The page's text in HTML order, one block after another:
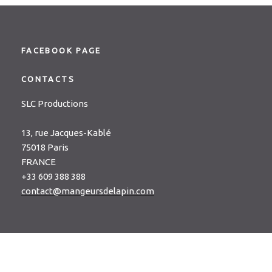
FACEBOOK PAGE
CONTACTS
SLC Productions
13, rue Jacques-Kablé
75018 Paris
FRANCE
+33 609 388 388
contact@mangeursdelapin.com